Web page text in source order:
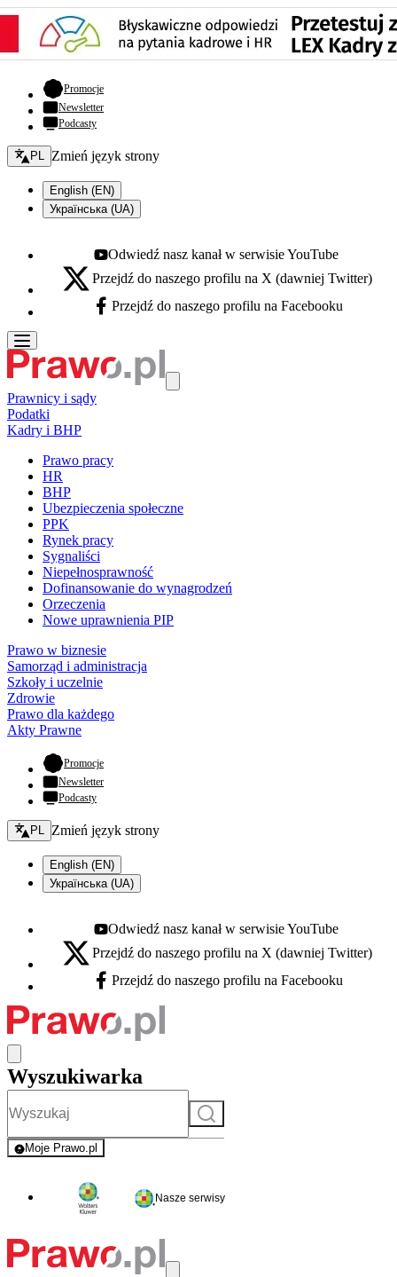
Promocje- otwiera się w nowej karcie
Newsletter
Podcasty
Zmień język - bieżący:
PL Zmień język strony
English (EN)
Українська (UA)
Youtube - otwiera się w nowej karcie
Odwiedź nasz kanał w serwisie YouTube
X - otwiera się w nowej karcie
Przejdź do naszego profilu na X (dawniej Twitter)
Facebook - otwiera się w nowej karcie
Przejdź do naszego profilu na Facebooku
Prawnicy i sądy
Podatki
Kadry i BHP
Prawo pracy
HR
BHP
Ubezpieczenia społeczne
PPK
Rynek pracy
Sygnaliści
Niepełnosprawność
Dofinansowanie do wynagrodzeń
Orzeczenia
Nowe uprawnienia PIP
Prawo w biznesie
Samorząd i administracja
Szkoły i uczelnie
Zdrowie
Prawo dla każdego
Akty Prawne
Promocje- otwiera się w nowej karcie
Newsletter
Podcasty
Zmień język - bieżący:
PL Zmień język strony
English (EN)
Українська (UA)
Youtube - otwiera się w nowej karcie
Odwiedź nasz kanał w serwisie YouTube
X - otwiera się w nowej karcie
Przejdź do naszego profilu na X (dawniej Twitter)
Facebook - otwiera się w nowej karcie
Przejdź do naszego profilu na Facebooku
Wyszukiwarka
Szukaj
Moje Prawo.pl
- rejestracja i logowanie do serwisu
Nasze serwisy